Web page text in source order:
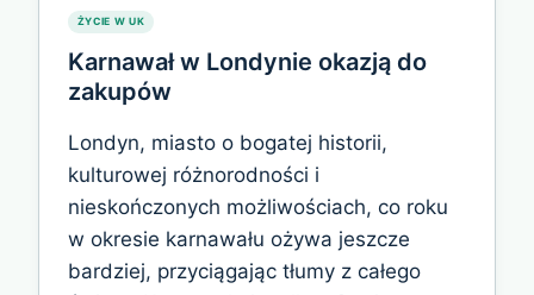
ŻYCIE W UK
Karnawał w Londynie okazją do
zakupów
Londyn, miasto o bogatej historii,
kulturowej różnorodności i
nieskończonych możliwościach, co roku
w okresie karnawału ożywa jeszcze
bardziej, przyciągając tłumy z całego